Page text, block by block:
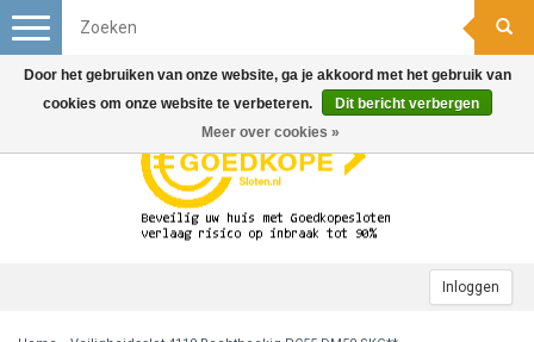
Inloggen
Toggle
navigation
Door het gebruiken van onze website, ga je akkoord met het gebruik van
cookies om onze website te verbeteren.
Dit bericht verbergen
Meer over cookies »